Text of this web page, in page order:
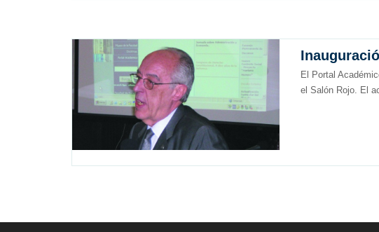
El Portal
el Salón Rojo. El